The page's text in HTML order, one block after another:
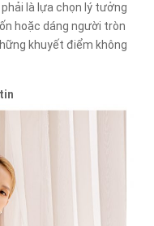
là lựa chọn lý tưởng
hoặc dáng người tròn
khuyết điểm không